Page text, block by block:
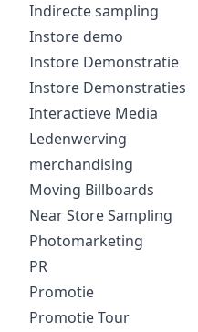
Indirecte sampling
Instore demo
Instore Demonstratie
Instore Demonstraties
Interactieve Media
Ledenwerving
merchandising
Moving Billboards
Near Store Sampling
Photomarketing
PR
Promotie
Promotie Tour